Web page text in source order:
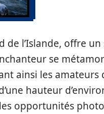
de l’Islande, offre un
se
ainsi les amateurs
hauteur
opportunités